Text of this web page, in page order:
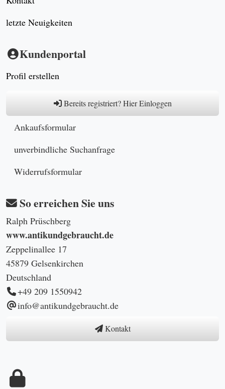
letzte Neuigkeiten
Kundenportal
Profil erstellen
Bereits registriert? Hier Einloggen
Ankaufsformular
unverbindliche Suchanfrage
Widerrufsformular
So erreichen Sie uns
Ralph Prüschberg
www.antikundgebraucht.de
Zeppelinallee 17
45879 Gelsenkirchen
Deutschland
+49 209 1550942
info@antikundgebraucht.de
Kontakt